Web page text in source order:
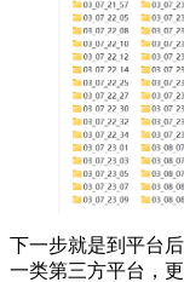
下一步就是到平台
一类第三方平台，